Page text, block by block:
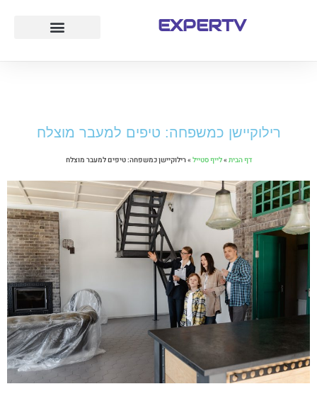
EXPERTV
רילוקיישן כמשפחה: טיפים למעבר מוצלח
דף הבית»לייף סטייל»רילוקיישן כמשפחה: טיפים למעבר מוצלח